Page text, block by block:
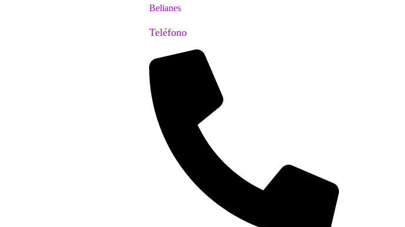
Belianes
Teléfono